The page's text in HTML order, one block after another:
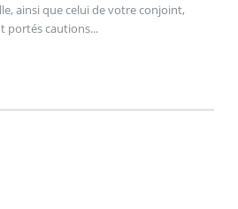
ainsi que celui de votre conjoint,
portés cautions...